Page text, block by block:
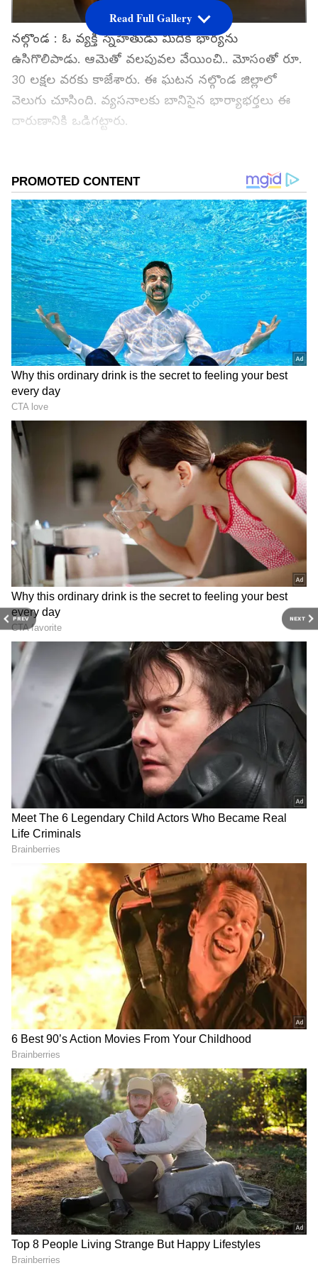
PREV NEXT
నల్గొండ : ఓ వ్యక్తి స్నేహితుడు మీదికి భార్యను
ఉసిగొలిపాడు. ఆమెతో వలపువల వేయించి.. మోసంతో రూ.
30 లక్షల వరకు కాజేశారు. ఈ ఘటన నల్గొండ జిల్లాలో
వెలుగు చూసింది. వ్యసనాలకు బానిసైన భార్యాభర్తలు ఈ
దారుణానికి ఒడిగట్టారు.
తెలుగు ను మీ ఫ్రిఫర్డ్ సోర్స్ గా ఎంచుకోండి
2
దీనికి సంబంధించిన వివరాలలోకి వెళితే… సూర్యాపేట జిల్లా
పాలకవీడు మండలం గుడుగుంట్లపాలెం గ్రామంలో జరిగిన
ఈ ఘటన ఆలస్యంగా బుధవారం నాడు వెలుగు చూసింది.
గుడుగుంట్లపాలెం గ్రామానికి చెందిన సట్టు నారాయణ అనే
వ్యక్తికి నేరేడుచర్లకు చెందిన గడ్డం భారతి అనే యువతి
పరిచయమైంది. వీరిద్దరూ ప్రేమించి పెళ్లి చేసుకున్నారు.
3
6
నారాయణ క్రికెట్ బెట్టింగులకు అలవాటు పడ్డాడు. దీంతో
ఈ వ్యసనానికి డబ్బులు ఎక్కువ మొత్తంలో
అవసరమయ్యాయి. ఈజీ మనీ కోసం ఏం చేయాలో అర్థం
కాని నారాయణ.. భార్యని వాడుకోవాలనుకున్నాడు.
Read Full Gallery